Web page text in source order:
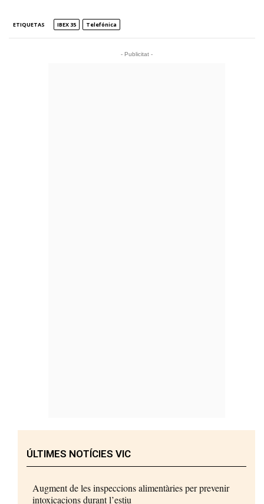
ETIQUETAS IBEX 35 Telefónica
- Publicitat -
ÚLTIMES NOTÍCIES VIC
Augment de les inspeccions alimentàries per prevenir
intoxicacions durant l’estiu